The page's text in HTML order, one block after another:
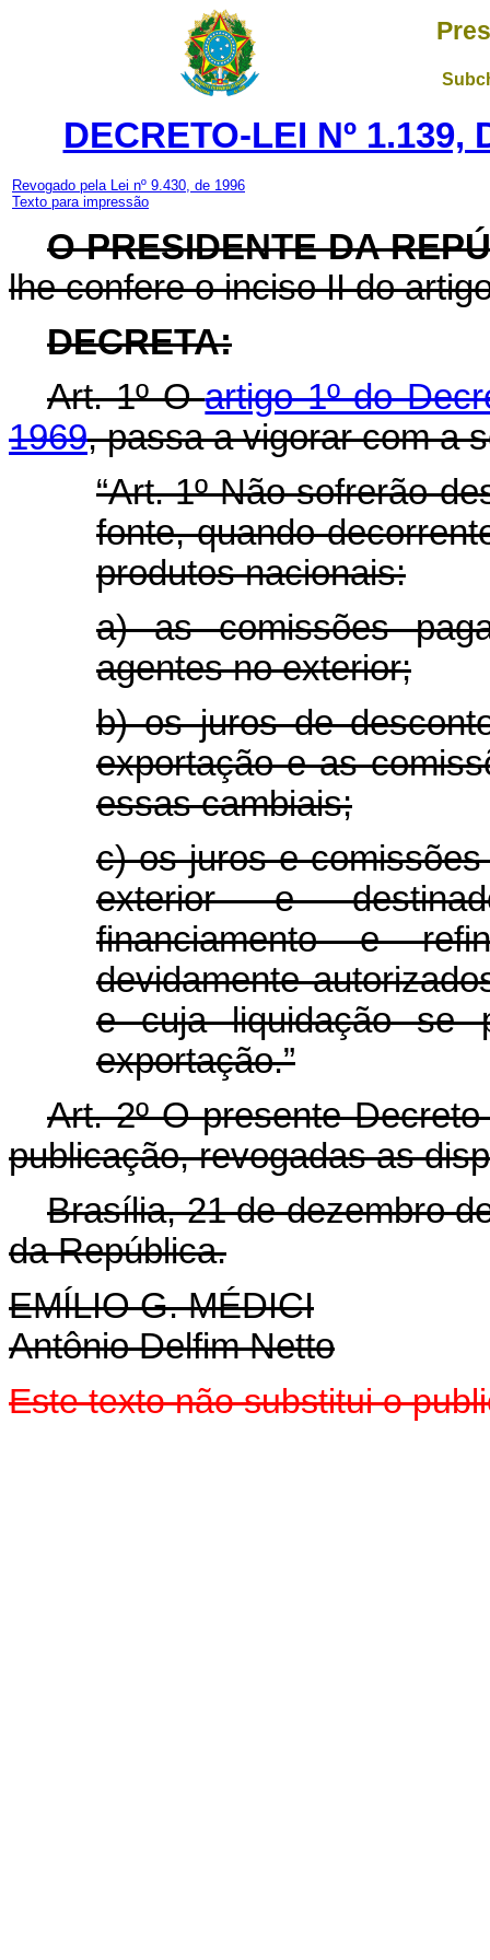
DECRETO-LEI Nº 1.139,
Revogado pela Lei nº 9.430, de 1996
Texto para impressão
O PRESIDENTE DA
lhe confere o inciso II do
DECRETA:
Art. 1º Oartigo 1º do
1969, passa a vigorar com a
“Art. 1º Não sofrerão
fonte, quando
produtos nacionais:
a) as comissões
agentes no exterior;
b) os juros de
exportação e as
essas cambiais;
c) os juros e
exterior e
financiamento e
devidamente
e cuja liquidação se
exportação.”
Art. 2º O presente
publicação, revogadas as
Brasília, 21 de dezembro
da República.
EMÍLIO G. MÉDICI
Antônio Delfim Netto
Este texto não substitui o